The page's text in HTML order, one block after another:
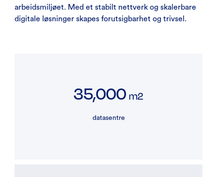
arbeidsmiljøet. Med et stabilt nettverk og skalerbare
digitale løsninger skapes forutsigbarhet og trivsel.
35,000m2
datasentre